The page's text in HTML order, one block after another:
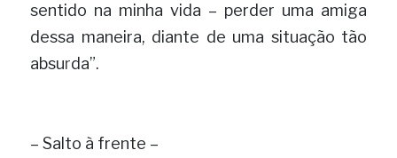
sentido na minha vida – perder uma amiga
dessa maneira, diante de uma situação tão
absurda”.
– Salto à frente –